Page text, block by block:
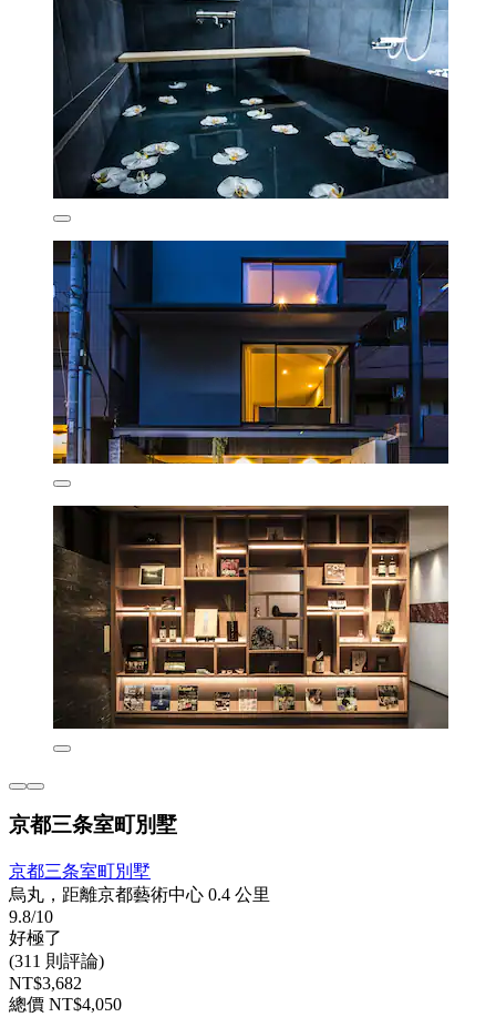
京都三条室町別墅
京都三条室町別墅
烏丸，距離京都藝術中心 0.4 公里
9.8/10
好極了
(311 則評論)
NT$3,682
總價 NT$4,050